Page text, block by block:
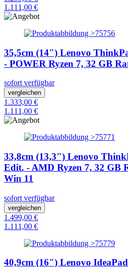
1.111,00 €
35,5cm (14") Lenovo
- POWER Ryzen 7, 32 GB
sofort verfügbar
vergleichen
1.333,00 €
1.111,00 €
33,8cm (13,3") Lenovo
Edit. - AMD Ryzen 7, 32 GB
Win 11
sofort verfügbar
vergleichen
1.499,00 €
1.111,00 €
40,9cm (16") Lenovo